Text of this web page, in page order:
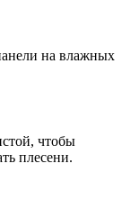
на влажных
чтобы
плесени.